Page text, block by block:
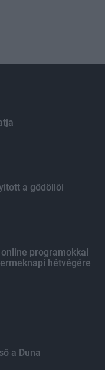
a gödöllői
programokkal
hétvégére
a Duna